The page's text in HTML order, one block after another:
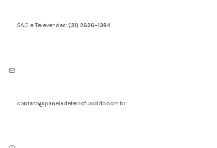
SAC e Televendas:(31) 2626-1384
contato@paneladeferrofundido.com.br